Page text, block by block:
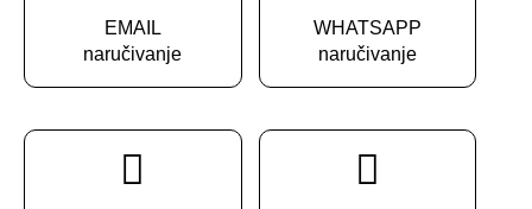
EMAIL
naručivanje
WHATSAPP
naručivanje